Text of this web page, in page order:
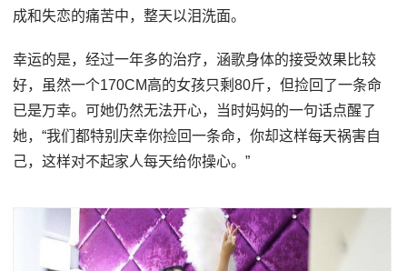
成和失恋的痛苦中，整天以泪洗面。
幸运的是，经过一年多的治疗，涵歌身体的接受效果比较
好，虽然一个170CM高的女孩只剩80斤，但捡回了一条命
已是万幸。可她仍然无法开心，当时妈妈的一句话点醒了
她，“我们都特别庆幸你捡回一条命，你却这样每天祸害自
己，这样对不起家人每天给你操心。”